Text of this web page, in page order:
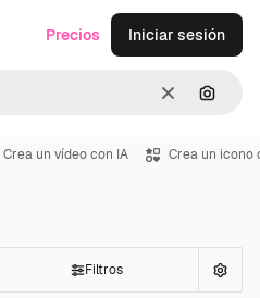
Borrar
Precios Iniciar sesión
Crea un vídeo con IA Crea un icono
Filtros